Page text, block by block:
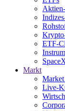
ETF-
Markt
Live-